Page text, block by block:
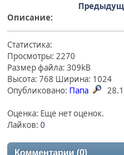
Описание:
Статистика:
Просмотры: 2270
Размер файла: 309kB
Высота: 768 Ширина: 1024
Опубликовано: Папа
Оценка: Еще нет оценок.
Лайков: 0
Комментарии (0)